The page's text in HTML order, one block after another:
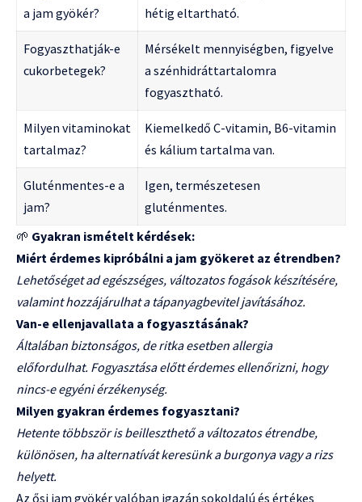
a jam gyökér?
hétig eltartható.
Fogyaszthatják-e
cukorbetegek?
Mérsékelt mennyiségben, figyelve
a szénhidráttartalomra
fogyasztható.
Milyen vitaminokat
tartalmaz?
Kiemelkedő C-vitamin, B6-vitamin
és kálium tartalma van.
Gluténmentes-e a
jam?
Igen, természetesen
gluténmentes.
🌱 Gyakran ismételt kérdések:
Miért érdemes kipróbálni a jam gyökeret az étrendben?
Lehetőséget ad egészséges, változatos fogások készítésére,
valamint hozzájárulhat a tápanyagbevitel javításához.
Van-e ellenjavallata a fogyasztásának?
Általában biztonságos, de ritka esetben allergia
előfordulhat. Fogyasztása előtt érdemes ellenőrizni, hogy
nincs-e egyéni érzékenység.
Milyen gyakran érdemes fogyasztani?
Hetente többször is beilleszthető a változatos étrendbe,
különösen, ha alternatívát keresünk a burgonya vagy a rizs
helyett.
Az ősi jam gyökér valóban igazán sokoldalú és értékes